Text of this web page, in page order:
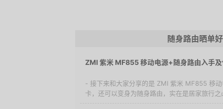
随身路由晒单
ZMI 紫米 MF855 移动电源+随身路由入手
- 接下来和大家分享的是 ZMI 紫米 MF855 移
卡，还可以变身为随身路由，实在是居家旅行